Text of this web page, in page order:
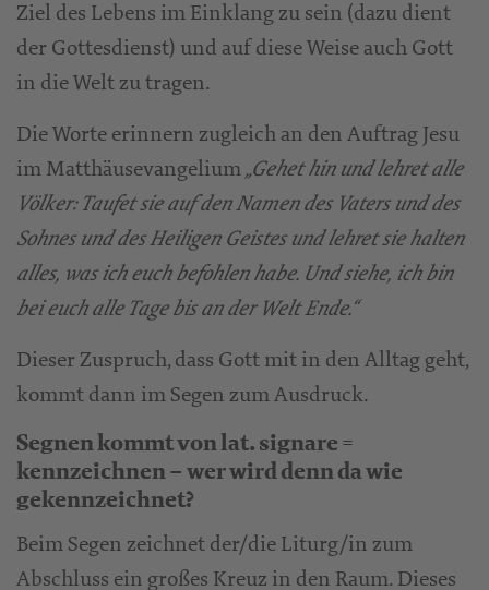
Ziel des Lebens im Einklang zu sein (dazu dient
der Gottesdienst) und auf diese Weise auch Gott
in die Welt zu tragen.
Die Worte erinnern zugleich an den Auftrag Jesu
im Matthäusevangelium„Gehet hin und lehret alle
Völker: Taufet sie auf den Namen des Vaters und des
Sohnes und des Heiligen Geistes und lehret sie halten
alles, was ich euch befohlen habe. Und siehe, ich bin
bei euch alle Tage bis an der Welt Ende.“
Dieser Zuspruch, dass Gott mit in den Alltag geht,
kommt dann im Segen zum Ausdruck.
Segnen kommt von lat. signare =
kennzeichnen – wer wird denn da wie
gekennzeichnet?
Beim Segen zeichnet der/die Liturg/in zum
Abschluss ein großes Kreuz in den Raum. Dieses